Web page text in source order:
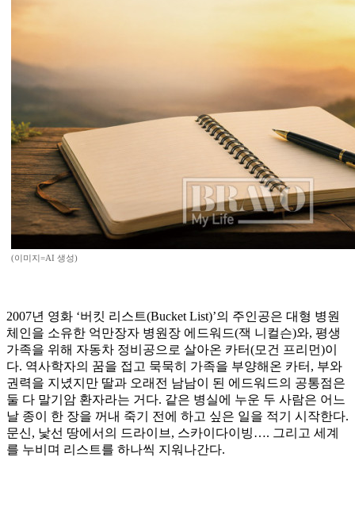
(이미지=AI 생성)
2007년 영화 ‘버킷 리스트(Bucket List)’의 주인공은 대형 병원
체인을 소유한 억만장자 병원장 에드워드(잭 니컬슨)와, 평생
가족을 위해 자동차 정비공으로 살아온 카터(모건 프리먼)이
다. 역사학자의 꿈을 접고 묵묵히 가족을 부양해온 카터, 부와
권력을 지녔지만 딸과 오래전 남남이 된 에드워드의 공통점은
둘 다 말기암 환자라는 거다. 같은 병실에 누운 두 사람은 어느
날 종이 한 장을 꺼내 죽기 전에 하고 싶은 일을 적기 시작한다.
문신, 낯선 땅에서의 드라이브, 스카이다이빙…. 그리고 세계
를 누비며 리스트를 하나씩 지워나간다.